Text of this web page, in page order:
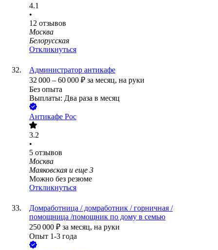
4.1
•
12 отзывов
Москва
Белорусская
Откликнуться
Администратор антикафе
32 000 – 60 000 ₽ за месяц, на руки
Без опыта
Выплаты: Два раза в месяц
Антикафе Рос
3.2
•
5 отзывов
Москва
Маяковская и еще 3
Можно без резюме
Откликнуться
Домработница / домработник / горничная /
помощница /помощник по дому в семью
250 000 ₽ за месяц, на руки
Опыт 1-3 года